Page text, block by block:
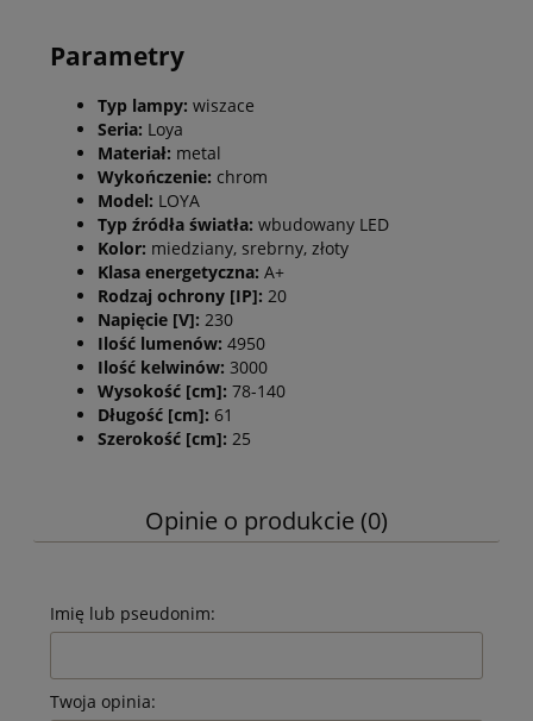
Parametry
Typ lampy: wiszace
Seria: Loya
Materiał: metal
Wykończenie: chrom
Model: LOYA
Typ źródła światła: wbudowany LED
Kolor: miedziany, srebrny, złoty
Klasa energetyczna: A+
Rodzaj ochrony [IP]: 20
Napięcie [V]: 230
Ilość lumenów: 4950
Ilość kelwinów: 3000
Wysokość [cm]: 78-140
Długość [cm]: 61
Szerokość [cm]: 25
Opinie o produkcie (0)
Imię lub pseudonim:
Twoja opinia: